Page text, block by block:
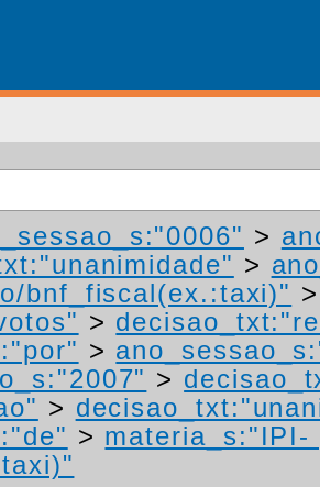
>
>
bnf_fiscal(ex.:taxi)" >
>
>
>
>
> materia_s:"IPI-